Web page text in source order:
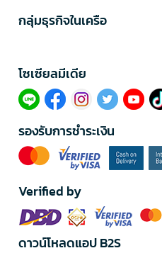
กลุ่มธุรกิจในเครือ
โซเซียลมีเดีย​
รองรับการชำระเงิน
Verified by
ดาวน์โหลดแอป B2S